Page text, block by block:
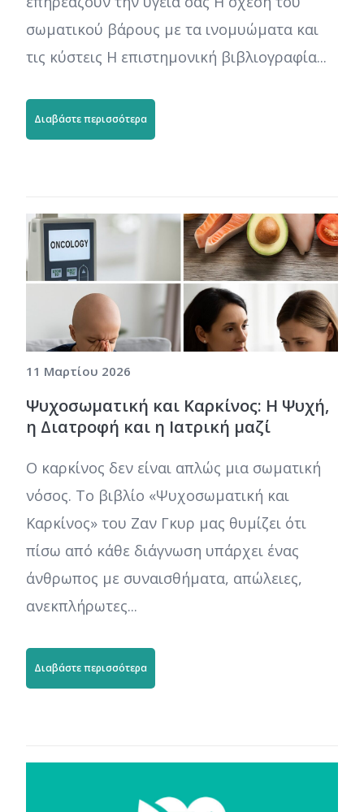
σωματικού βάρους με τα ινομυώματα και
τις κύστεις Η επιστημονική βιβλιογραφία...
Διαβάστε περισσότερα
11 Μαρτίου 2026
Ψυχοσωματική και Καρκίνος: Η Ψυχή,
η Διατροφή και η Ιατρική μαζί
Ο καρκίνος δεν είναι απλώς μια σωματική
νόσος. Το βιβλίο «Ψυχοσωματική και
Καρκίνος» του Ζαν Γκυρ μας θυμίζει ότι
πίσω από κάθε διάγνωση υπάρχει ένας
άνθρωπος με συναισθήματα, απώλειες,
ανεκπλήρωτες...
Διαβάστε περισσότερα